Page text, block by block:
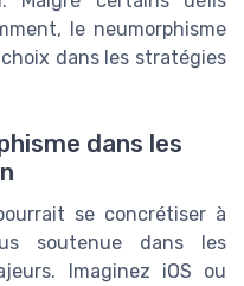
le neumorphisme
dans les stratégies
dans les
se concrétiser à
soutenue dans les
Imaginez iOS ou